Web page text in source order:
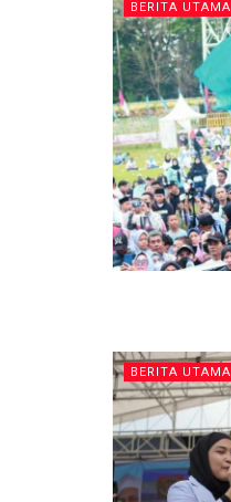
BERITA UTAMA
BERITA UTAMA